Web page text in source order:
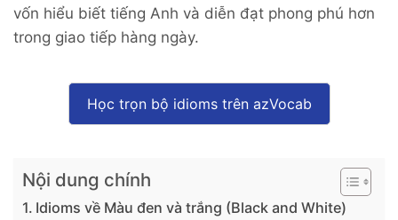
vốn hiểu biết tiếng Anh và diễn đạt phong phú hơn
trong giao tiếp hàng ngày.
Học trọn bộ idioms trên azVocab
Nội dung chính
Idioms về Màu đen và trắng (Black and White)